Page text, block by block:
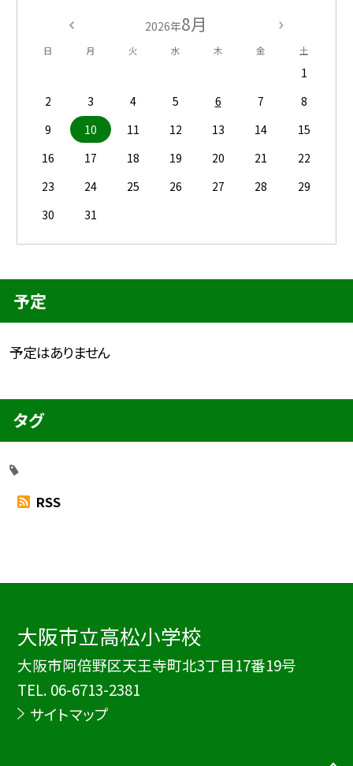
2026年8月
日 月 火 水 木 金 土
1
2
3 4 5 6 7
8
9
10 11 12 13 14
15
16
17 18 19 20 21
22
23
24 25 26 27 28
29
30
31
予定
予定はありません
タグ
RSS
大阪市立高松小学校
大阪市阿倍野区天王寺町北3丁目17番19号
TEL. 06-6713-2381
サイトマップ